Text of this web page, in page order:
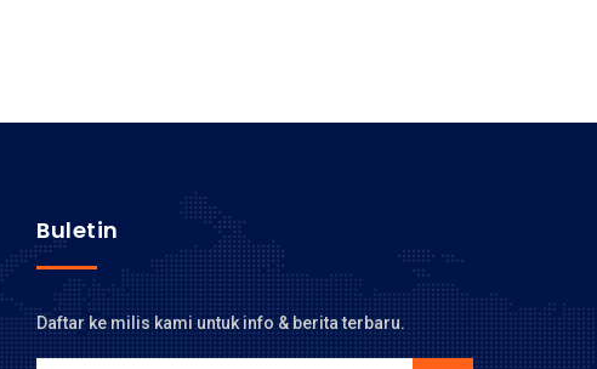
Buletin
Daftar ke milis kami untuk info & berita terbaru.